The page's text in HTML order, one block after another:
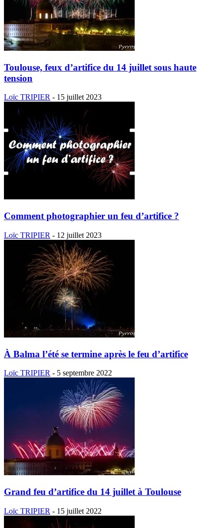
Toulouse, feux d’artifice du 14 juillet sous haute
tension
Loïc TRIPIER - 15 juillet 2023
Comment photographier un feu d’artifice ?
Loïc TRIPIER - 12 juillet 2023
À Balma l’été se termine après le feu d’artifice
Loïc TRIPIER - 5 septembre 2022
Grand feu d’artifice du 14 juillet à Toulouse
Loïc TRIPIER - 15 juillet 2022